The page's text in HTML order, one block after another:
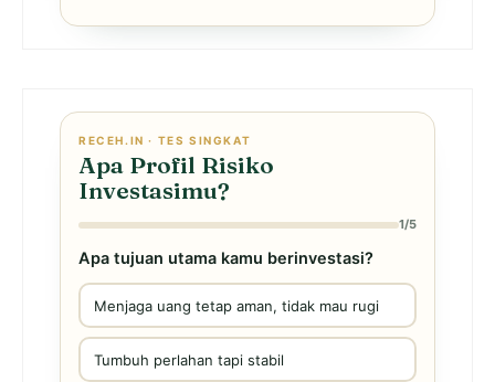
RECEH.IN · TES SINGKAT
Apa Profil Risiko
Investasimu?
1/5
Apa tujuan utama kamu berinvestasi?
Menjaga uang tetap aman, tidak mau rugi
Tumbuh perlahan tapi stabil